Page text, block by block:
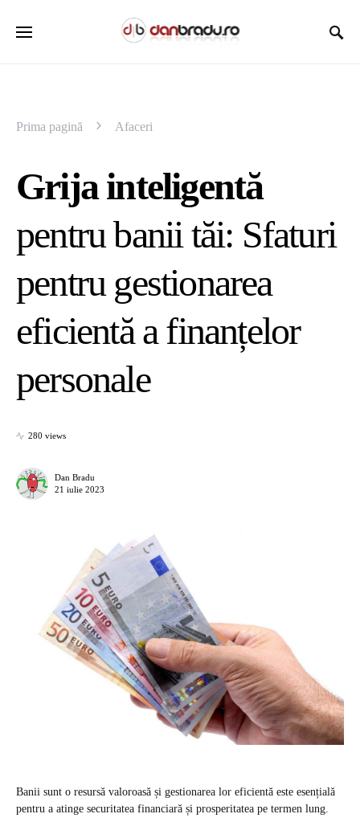
Prima pagină Afaceri
Grija inteligentă
pentru banii tăi: Sfaturi
pentru gestionarea
eficientă a finanțelor
personale
280 views
Dan Bradu
21 iulie 2023
Banii sunt o resursă valoroasă și gestionarea lor eficientă este esențială
pentru a atinge securitatea financiară și prosperitatea pe termen lung.